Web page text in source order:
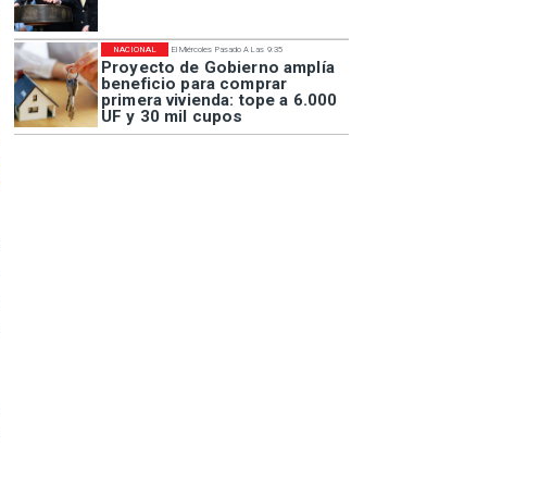
El Miércoles Pasado A Las 9:35
Proyecto de Gobierno amplía
beneficio para comprar
primera vivienda: tope a 6.000
UF y 30 mil cupos
NACIONAL